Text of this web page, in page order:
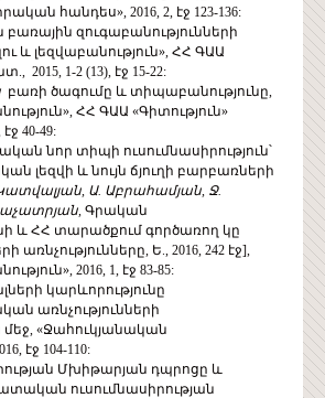
հանդես», 2016, 2, էջ 123-136:
բառային զուգաբանությունների
և լեզվաբանություն», ՀՀ ԳԱԱ
2015, 1-2 (13), էջ 15-22:
բառի ծագումը և տիպաբանությունը,
ՀՀ ԳԱԱ «Գիտություն»
40-49:
նոր տիպի ուսումնասիրություն՝
լեզվի և նույն ճյուղի բարբառների
, Ա. Աբրահամյան, Ջ.
, Գրական
և ՀՀ տարածքում գործառող կը
առնչությունները, Ե., 2016, 242 էջ],
2016, 1, էջ 83-85:
կարևորությունը
առնչությունների
մեջ, «Ջահուկյանական
էջ 104-110:
Մխիթարյան դպրոցը և
ուսումնասիրության